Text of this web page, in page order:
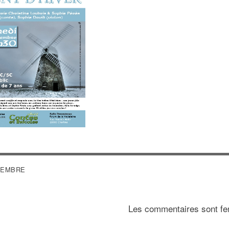
Les commentaires sont